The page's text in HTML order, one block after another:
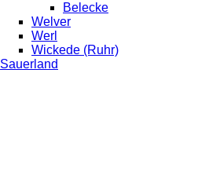
Belecke
Welver
Werl
Wickede (Ruhr)
Sauerland